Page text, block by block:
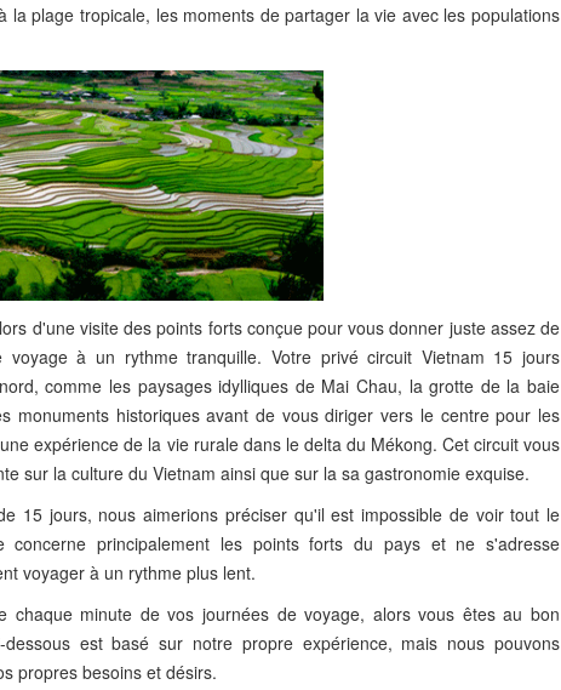
plage tropicale, les moments de partager la vie avec les populations
d'une visite des points forts conçue pour vous donner juste assez de
à un rythme tranquille. Votre privé circuit Vietnam 15 jours
comme les paysages idylliques de Mai Chau, la grotte de la baie
monuments historiques avant de vous diriger vers le centre pour les
expérience de la vie rurale dans le delta du Mékong. Cet circuit vous
sur la culture du Vietnam ainsi que sur la sa gastronomie exquise.
15 jours, nous aimerions préciser qu'il est impossible de voir tout le
principalement les points forts du pays et ne s'adresse
voyager à un rythme plus lent.
chaque minute de vos journées de voyage, alors vous êtes au bon
est basé sur notre propre expérience, mais nous pouvons
propres besoins et désirs.